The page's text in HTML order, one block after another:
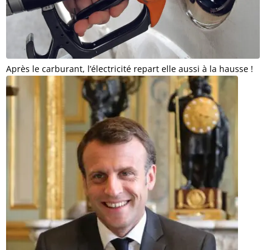
Après le carburant, l’électricité repart elle aussi à la hausse !